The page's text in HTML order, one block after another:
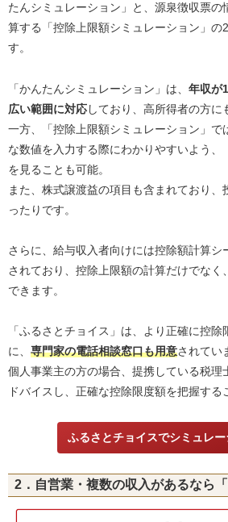
たんシミュレーション」と、源泉徴収票の
算する「控除上限額シミュレーション」の
す。
「かんたんシミュレーション」は、 年収が
広い範囲に対応しており、高所得者の方に
一方、「控除上限額シミュレーション」で
な数値を入力する際にわかりやすいよう、
を見ることも可能。
また、株式譲渡益の項目も含まれており
ったりです。
さらに、給与収入者向けには控除額計算シ
されており、控除上限額の計算だけでなく
できます。
「ふるさとチョイス」は、より正確に控
に、 専門家の電話相談窓口も用意されてい
個人事業主の方の場合、提携している税理
ドバイスし、正確な控除限度額を把握する
ふるさとチョイスでシミュレー
2．自営業・複数の収入があるなら